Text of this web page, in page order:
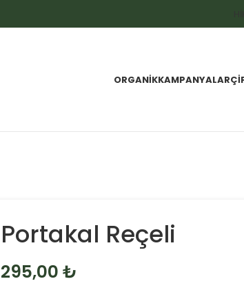
ORGANIKKAMPANYALAR
Portakal Reçeli
295,00 ₺